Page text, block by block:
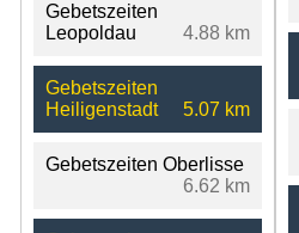
Gebetszeiten
Leopoldau
4.88 km
Gebetszeiten
Heiligenstadt
5.07 km
Gebetszeiten Oberlisse
6.62 km